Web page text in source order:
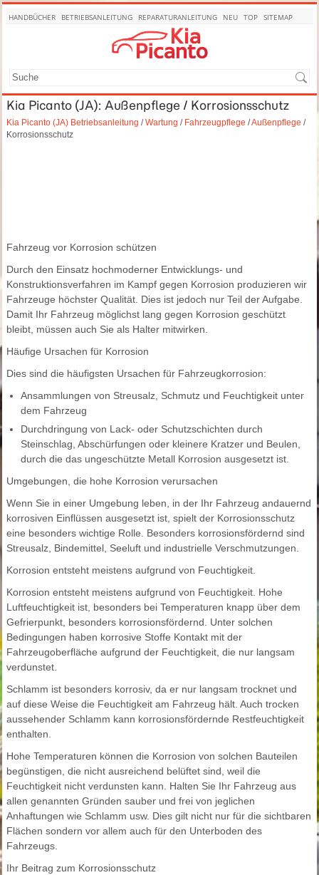
HANDBÜCHER BETRIEBSANLEITUNG REPARATURANLEITUNG NEU TOP SITEMAP
Kia Picanto (JA): Außenpflege / Korrosionsschutz
Kia Picanto (JA) Betriebsanleitung /Wartung / Fahrzeugpflege /Außenpflege /
Korrosionsschutz
Fahrzeug vor Korrosion schützen
Durch den Einsatz hochmoderner Entwicklungs- und
Konstruktionsverfahren im Kampf gegen Korrosion produzieren wir
Fahrzeuge höchster Qualität. Dies ist jedoch nur Teil der Aufgabe.
Damit Ihr Fahrzeug möglichst lang gegen Korrosion geschützt
bleibt, müssen auch Sie als Halter mitwirken.
Häufige Ursachen für Korrosion
Dies sind die häufigsten Ursachen für Fahrzeugkorrosion:
Ansammlungen von Streusalz, Schmutz und Feuchtigkeit unter
dem Fahrzeug
Durchdringung von Lack- oder Schutzschichten durch
Steinschlag, Abschürfungen oder kleinere Kratzer und Beulen,
durch die das ungeschützte Metall Korrosion ausgesetzt ist.
Umgebungen, die hohe Korrosion verursachen
Wenn Sie in einer Umgebung leben, in der Ihr Fahrzeug andauernd
korrosiven Einflüssen ausgesetzt ist, spielt der Korrosionsschutz
eine besonders wichtige Rolle. Besonders korrosionsfördernd sind
Streusalz, Bindemittel, Seeluft und industrielle Verschmutzungen.
Korrosion entsteht meistens aufgrund von Feuchtigkeit.
Korrosion entsteht meistens aufgrund von Feuchtigkeit. Hohe
Luftfeuchtigkeit ist, besonders bei Temperaturen knapp über dem
Gefrierpunkt, besonders korrosionsfördernd. Unter solchen
Bedingungen haben korrosive Stoffe Kontakt mit der
Fahrzeugoberfläche aufgrund der Feuchtigkeit, die nur langsam
verdunstet.
Schlamm ist besonders korrosiv, da er nur langsam trocknet und
auf diese Weise die Feuchtigkeit am Fahrzeug hält. Auch trocken
aussehender Schlamm kann korrosionsfördernde Restfeuchtigkeit
enthalten.
Hohe Temperaturen können die Korrosion von solchen Bauteilen
begünstigen, die nicht ausreichend belüftet sind, weil die
Feuchtigkeit nicht verdunsten kann. Halten Sie Ihr Fahrzeug aus
allen genannten Gründen sauber und frei von jeglichen
Anhaftungen wie Schlamm usw. Dies gilt nicht nur für die sichtbaren
Flächen sondern vor allem auch für den Unterboden des
Fahrzeugs.
Ihr Beitrag zum Korrosionsschutz